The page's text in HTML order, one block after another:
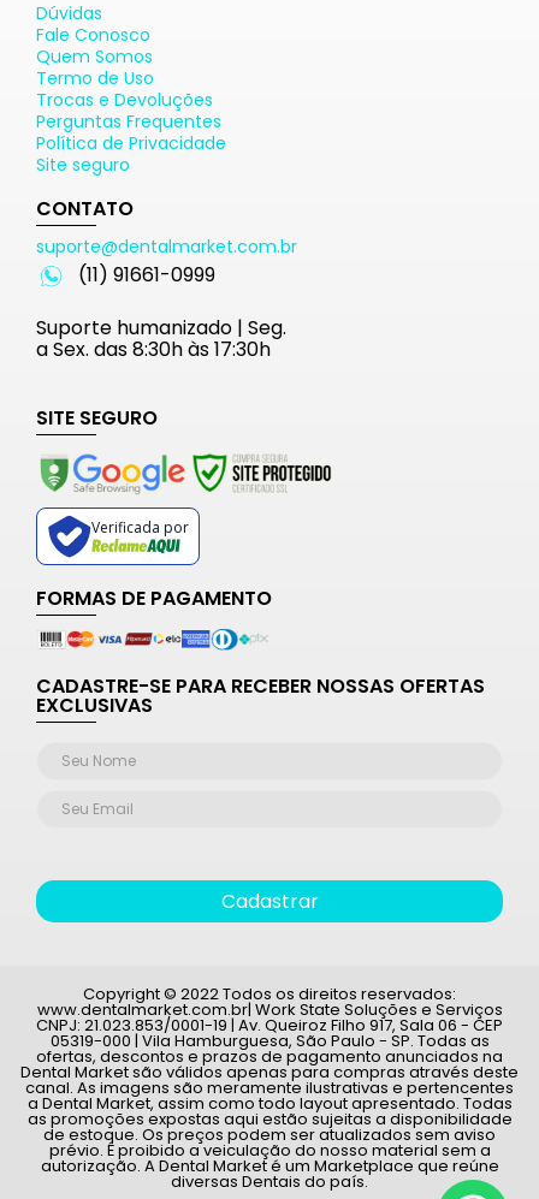
Dúvidas
Fale Conosco
Quem Somos
Termo de Uso
Trocas e Devoluções
Perguntas Frequentes
Política de Privacidade
Site seguro
CONTATO
suporte@dentalmarket.com.br
(11) 91661-0999
Suporte humanizado | Seg.
a Sex. das 8:30h às 17:30h
SITE SEGURO
Verificada por
FORMAS DE PAGAMENTO
CADASTRE-SE PARA RECEBER NOSSAS OFERTAS
EXCLUSIVAS
Cadastrar
Copyright © 2022 Todos os direitos reservados:
www.dentalmarket.com.br| Work State Soluções e Serviços
CNPJ: 21.023.853/0001-19 | Av. Queiroz Filho 917, Sala 06 - CEP
05319-000 | Vila Hamburguesa, São Paulo - SP. Todas as
ofertas, descontos e prazos de pagamento anunciados na
Dental Market são válidos apenas para compras através deste
canal. As imagens são meramente ilustrativas e pertencentes
a Dental Market, assim como todo layout apresentado. Todas
as promoções expostas aqui estão sujeitas a disponibilidade
de estoque. Os preços podem ser atualizados sem aviso
prévio. É proibido a veiculação do nosso material sem a
autorização. A Dental Market é um Marketplace que reúne
diversas Dentais do país.